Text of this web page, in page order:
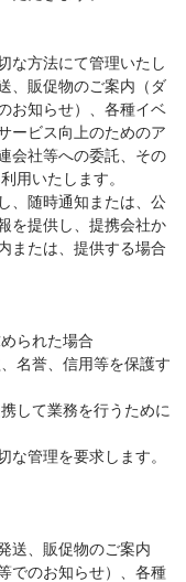
な方法にて管理いたし
、販促物のご案内（ダ
お知らせ）、各種イベ
ービス向上のためのア
会社等への委託、その
用いたします。
、随時通知または、公
を提供し、提携会社か
または、提供する場合
られた場合
名誉、信用等を保護す
して業務を行うために
管理を要求します。
送、販促物のご案内
でのお知らせ）、各種